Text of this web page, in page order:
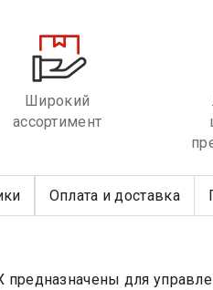
Широкий
ассортимент
Оплата и доставка
предназначены для